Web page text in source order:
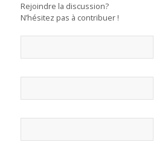
Rejoindre la discussion?
N’hésitez pas à contribuer !